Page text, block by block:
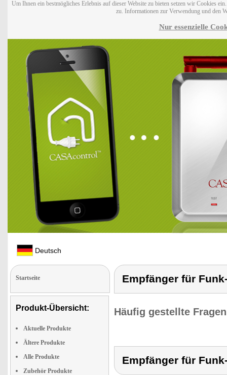
Um Ihnen ein bestmögliches Erlebnis auf dieser Website zu bieten setzen wir Cookies
zu. Informationen zur Verwendung und den
Nur essenzielle
Deutsch
Startseite
Produkt-Übersicht:
Aktuelle Produkte
Ältere Produkte
Alle Produkte
Zubehör Produkte
Empfänger für
Häufig gestellte
Empfänger für